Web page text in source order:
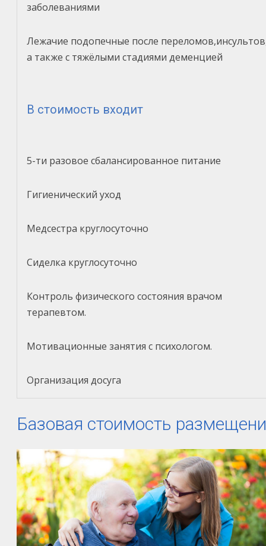
заболеваниями
Лежачие подопечные после
а также с тяжёлыми стадиями деменцией
В стоимость входит
5-ти разовое сбалансированное питание
Гигиенический уход
Медсестра круглосуточно
Сиделка круглосуточно
Контроль физического состояния врачом
терапевтом.
Мотивационные занятия с психологом.
Организация досуга
Базовая стоимость